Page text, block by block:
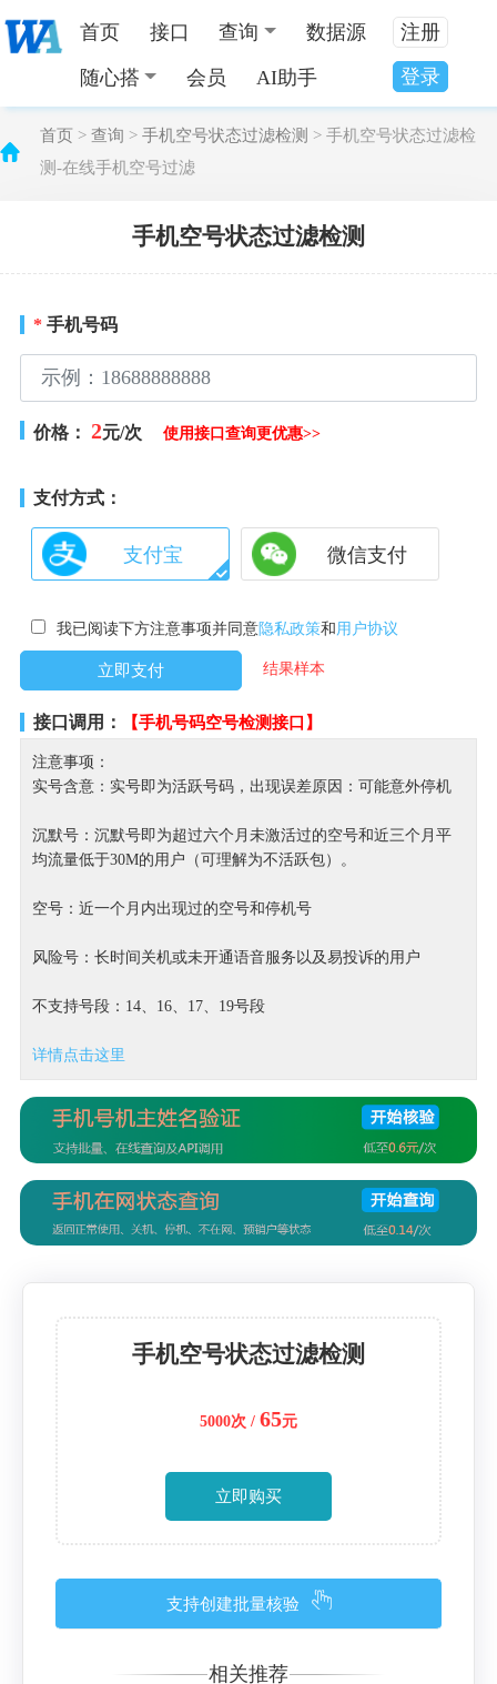
首页 接口 查询 数据源
随心搭 会员 AI助手
注册
登录
首页 > 查询 > 手机空号状态过滤检测 > 手机空号状态过滤检
测-在线手机空号过滤
手机空号状态过滤检测
* 手机号码
价格： 2元/次 使用接口查询更优惠>>
支付方式：
支付宝 微信支付
我已阅读下方注意事项并同意隐私政策和 用户协议
结果样本
接口调用： 【手机号码空号检测接口】
注意事项：
实号含意：实号即为活跃号码，出现误差原因：可能意外停机
沉默号：沉默号即为超过六个月未激活过的空号和近三个月平
均流量低于30M的用户（可理解为不活跃包）。
空号：近一个月内出现过的空号和停机号
风险号：长时间关机或未开通语音服务以及易投诉的用户
不支持号段：14、16、17、19号段
详情点击这里
手机空号状态过滤检测
5000次 / 65元
立即购买
支持创建批量核验
相关推荐